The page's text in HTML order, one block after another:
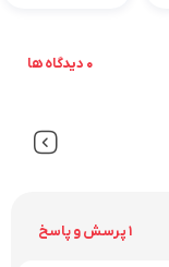
0 دیدگاه ها
1 پرسش و پاسخ